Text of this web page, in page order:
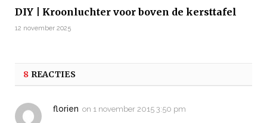
DIY | Kroonluchter voor boven de kersttafel
12 november 2025
8 REACTIES
florien on 1 november 2015 3:50 pm